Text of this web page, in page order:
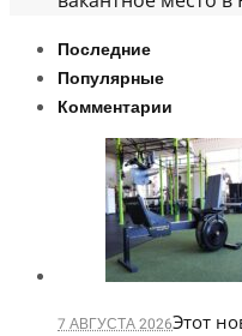
Последние
Популярные
Комментарии
7 АВГУСТА 2026Этот